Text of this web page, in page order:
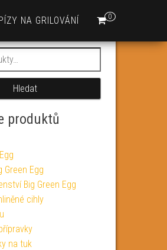
0
NA GRILOVÁNÍ
Hledat
produktů
Green Egg
Big Green Egg
cihly
na tuk